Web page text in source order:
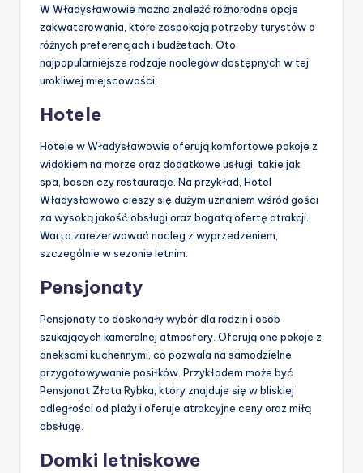
W Władysławowie można znaleźć różnorodne opcje
zakwaterowania, które zaspokoją potrzeby turystów o
różnych preferencjach i budżetach. Oto
najpopularniejsze rodzaje noclegów dostępnych w tej
urokliwej miejscowości:
Hotele
Hotele w Władysławowie oferują komfortowe pokoje z
widokiem na morze oraz dodatkowe usługi, takie jak
spa, basen czy restauracje. Na przykład, Hotel
Władysławowo cieszy się dużym uznaniem wśród gości
za wysoką jakość obsługi oraz bogatą ofertę atrakcji.
Warto zarezerwować nocleg z wyprzedzeniem,
szczególnie w sezonie letnim.
Pensjonaty
Pensjonaty to doskonały wybór dla rodzin i osób
szukających kameralnej atmosfery. Oferują one pokoje z
aneksami kuchennymi, co pozwala na samodzielne
przygotowywanie posiłków. Przykładem może być
Pensjonat Złota Rybka, który znajduje się w bliskiej
odległości od plaży i oferuje atrakcyjne ceny oraz miłą
obsługę.
Domki letniskowe